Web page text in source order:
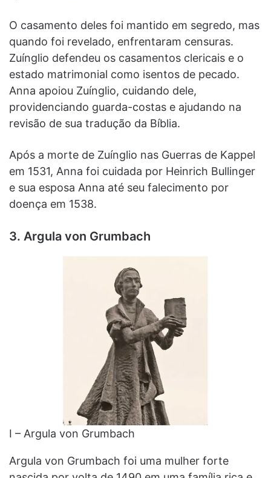
O casamento deles foi mantido em segredo, mas
quando foi revelado, enfrentaram censuras.
Zuínglio defendeu os casamentos clericais e o
estado matrimonial como isentos de pecado.
Anna apoiou Zuínglio, cuidando dele,
providenciando guarda-costas e ajudando na
revisão de sua tradução da Bíblia.
Após a morte de Zuínglio nas Guerras de Kappel
em 1531, Anna foi cuidada por Heinrich Bullinger
e sua esposa Anna até seu falecimento por
doença em 1538.
3. Argula von Grumbach
I – Argula von Grumbach
Argula von Grumbach foi uma mulher forte